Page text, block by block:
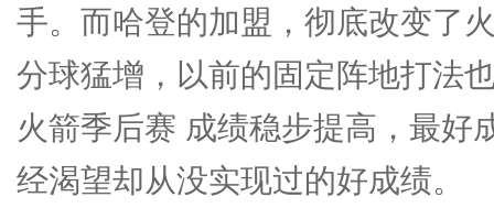
手。而哈登的加盟，彻底改变了
分球猛增，以前的固定阵地打法
火箭季后赛 成绩稳步提高，最好
经渴望却从没实现过的好成绩。